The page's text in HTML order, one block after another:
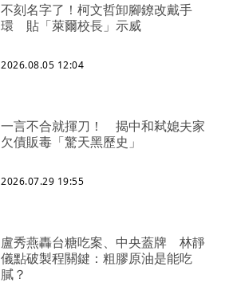
不刻名字了！柯文哲卸腳鐐改戴手
環 貼「萊爾校長」示威
2026.08.05 12:04
一言不合就揮刀！ 揭中和弒媳夫家
欠債販毒「驚天黑歷史」
2026.07.29 19:55
盧秀燕轟台糖吃案、中央蓋牌 林靜
儀點破製程關鍵：粗膠原油是能吃
膩？